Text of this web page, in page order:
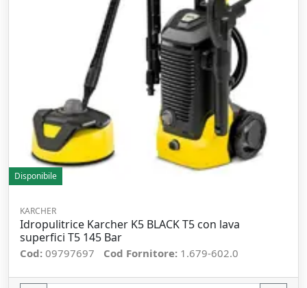
Disponibile
KARCHER
Idropulitrice Karcher K5 BLACK T5 con lava
superfici T5 145 Bar
Cod: 09797697 Cod Fornitore: 1.679-602.0